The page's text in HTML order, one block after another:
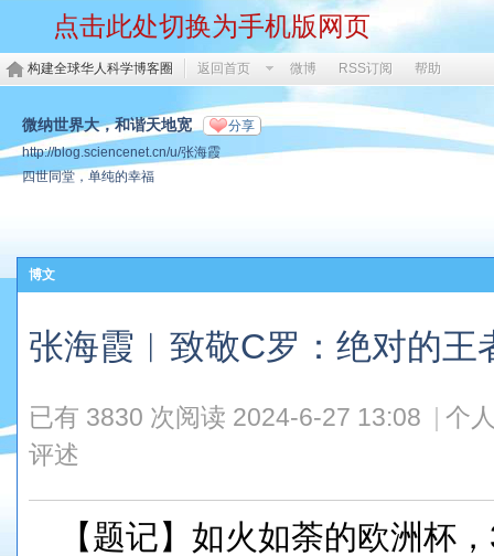
点击此处切换为手机版网页
构建全球华人科学博客圈 返回首页 微博 RSS订阅 帮助
微纳世界大，和谐天地宽 分享
http://blog.sciencenet.cn/u/张海霞
四世同堂，单纯的幸福
博文
张海霞︱致敬C罗：绝对的王
已有 3830 次阅读 2024-6-27 13:08
个
评述
【题记】如火如荼的欧洲杯